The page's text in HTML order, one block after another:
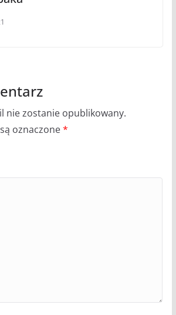
nie zostanie opublikowany.
oznaczone*